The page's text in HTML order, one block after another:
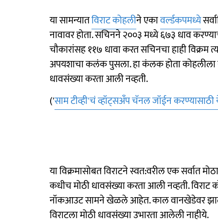
या सामन्यातविराट कोहलीने एकावर्ल्डकपमध्ये
नावावर होता. सचिनने २००३ मध्ये ६७३ धाव
चौकारांसह ११७ धावा करत सचिनचा हाही विक्रम
अपयशाचा कलंक पुसला. हा कंलक होता कोहलीला
धावसंख्या करता आली नव्हती.
('साम टीव्ही'चं व्हॉट्सअँप चॅनल जॉईन
या विक्रमासोबत विराटने स्वत:वरील एक सर्वात
कधीच मोठी धावसंख्या करता आली नव्हती.
नॉकआउट सामने खेळले आहेत. काल वानखेडेवर
विराटला मोठी धावसंख्या उभारता आलेली नाहीये.